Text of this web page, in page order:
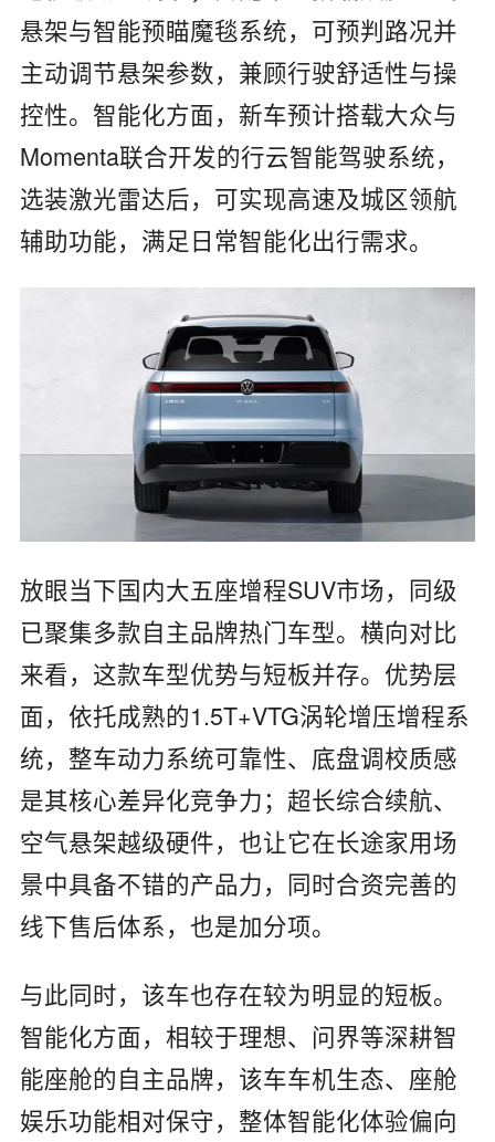
悬架与智能预瞄魔毯系统，可预判路况并
主动调节悬架参数，兼顾行驶舒适性与操
控性。智能化方面，新车预计搭载大众与
Momenta联合开发的行云智能驾驶系统，
选装激光雷达后，可实现高速及城区领航
辅助功能，满足日常智能化出行需求。
放眼当下国内大五座增程SUV市场，同级
已聚集多款自主品牌热门车型。横向对比
来看，这款车型优势与短板并存。优势层
面，依托成熟的1.5T+VTG涡轮增压增程系
统，整车动力系统可靠性、底盘调校质感
是其核心差异化竞争力；超长综合续航、
空气悬架越级硬件，也让它在长途家用场
景中具备不错的产品力，同时合资完善的
线下售后体系，也是加分项。
与此同时，该车也存在较为明显的短板。
智能化方面，相较于理想、问界等深耕智
能座舱的自主品牌，该车车机生态、座舱
娱乐功能相对保守，整体智能化体验偏向